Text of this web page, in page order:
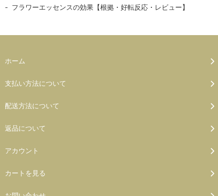
フラワーエッセンスの効果【根拠・好転反応・レビュー】
ホーム
支払い方法について
配送方法について
返品について
アカウント
カートを見る